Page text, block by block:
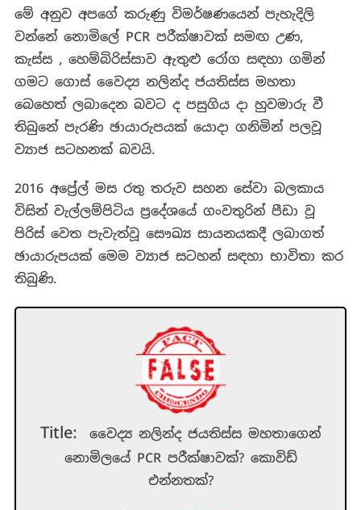
මේ අනුව අපගේ කරුණු විමර්ෂණයෙන් පැහැදිලි
වන්නේ නොමිලේ PCR පරීක්ෂාවක් සමඟ උණ,
කැස්ස , හෙම්බිරිස්සාව ඇතුළු රෝග සඳහා ගමින්
ගමට ගොස් වෛද්‍ය නලින්ද ජයතිස්ස මහතා
බෙහෙත් ලබාදෙන බවට ද පසුගිය දා හුවමාරු වී
තිබුනේ පැරණි ඡායාරුපයක් යොදා ගනිමින් පලවූ
ව්‍යාජ සටහනක් බවයි.
2016 අප්‍රේල් මස රතු තරුව සහන සේවා බලකාය
විසින් වැල්ලම්පිටිය ප්‍රදේශයේ ගංවතුරින් පීඩා වූ
පිරිස් වෙත පැවැත්වූ සෞඛ්‍ය සායනයකදී ලබාගත්
ඡායාරුපයක් මෙම ව්‍යාජ සටහන් සඳහා භාවිතා කර
තිබුණි.
Title:
වෛද්‍ය නලින්ද ජයතිස්ස මහතාගෙන්
නොමිලයේ PCR පරීක්ෂාවක්? කොවිඩ්
එන්නතක්?